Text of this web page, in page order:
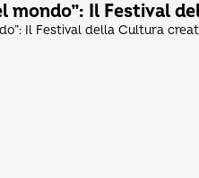
mondo”: Il Festival
Il Festival della Cultura